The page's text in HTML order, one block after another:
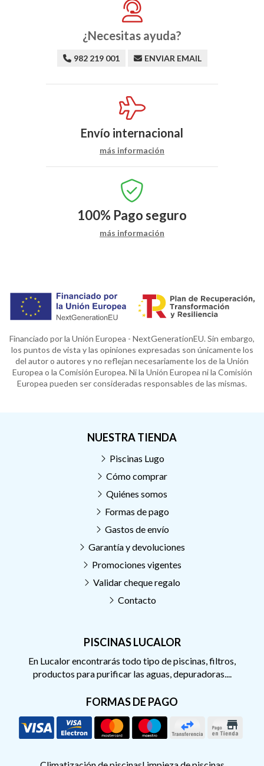
¿Necesitas ayuda?
982 219 001 ENVIAR EMAIL
Envío internacional
más información
100% Pago seguro
más información
Financiado por la Unión Europea - NextGenerationEU. Sin embargo,
los puntos de vista y las opiniones expresadas son únicamente los
del autor o autores y no reflejan necesariamente los de la Unión
Europea o la Comisión Europea. Ni la Unión Europea ni la Comisión
Europea pueden ser consideradas responsables de las mismas.
PISCINAS LUCALOR
En Lucalor encontrarás todo tipo de piscinas, filtros,
productos para purificar las aguas, depuradoras....
FORMAS DE PAGO
NUESTRA TIENDA
Piscinas Lugo
Cómo comprar
Quiénes somos
Formas de pago
Gastos de envío
Garantía y devoluciones
Promociones vigentes
Validar cheque regalo
Contacto